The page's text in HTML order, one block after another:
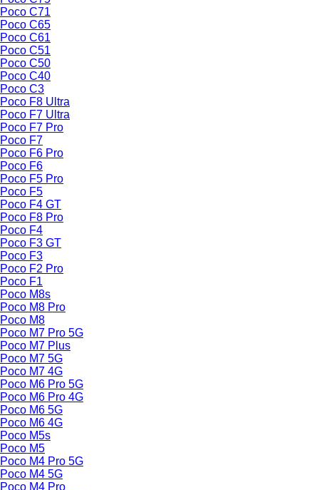
Poco C71
Poco C65
Poco C61
Poco C51
Poco C50
Poco C40
Poco C3
Poco F8 Ultra
Poco F7 Ultra
Poco F7 Pro
Poco F7
Poco F6 Pro
Poco F6
Poco F5 Pro
Poco F5
Poco F4 GT
Poco F8 Pro
Poco F4
Poco F3 GT
Poco F3
Poco F2 Pro
Poco F1
Poco M8s
Poco M8 Pro
Poco M8
Poco M7 Pro 5G
Poco M7 Plus
Poco M7 5G
Poco M7 4G
Poco M6 Pro 5G
Poco M6 Pro 4G
Poco M6 5G
Poco M6 4G
Poco M5s
Poco M5
Poco M4 Pro 5G
Poco M4 5G
Poco M4 Pro